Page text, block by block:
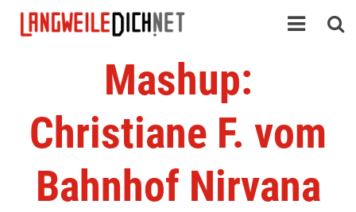
Mashup:
Christiane F. vom
Bahnhof Nirvana